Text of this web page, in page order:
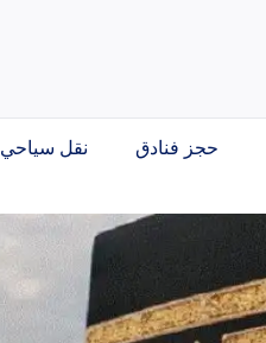
حجز فنادق
نقل سياحي